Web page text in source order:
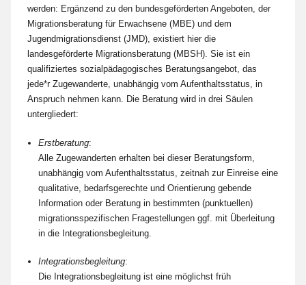
werden: Ergänzend zu den bundesgeförderten Angeboten, der
Migrationsberatung für Erwachsene (MBE) und dem
Jugendmigrationsdienst (JMD), existiert hier die
landesgeförderte Migrationsberatung (MBSH). Sie ist ein
qualifiziertes sozialpädagogisches Beratungsangebot, das
jede*r Zugewanderte, unabhängig vom Aufenthaltsstatus, in
Anspruch nehmen kann. Die Beratung wird in drei Säulen
untergliedert:
Erstberatung:
Alle Zugewanderten erhalten bei dieser Beratungsform,
unabhängig vom Aufenthaltsstatus, zeitnah zur Einreise eine
qualitative, bedarfsgerechte und Orientierung gebende
Information oder Beratung in bestimmten (punktuellen)
migrationsspezifischen Fragestellungen ggf. mit Überleitung
in die Integrationsbegleitung.
Integrationsbegleitung:
Die Integrationsbegleitung ist eine möglichst früh